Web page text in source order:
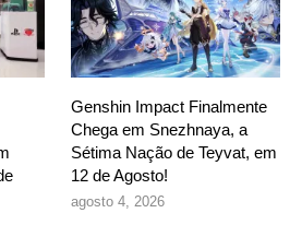
Genshin Impact Finalmente
Chega em Snezhnaya, a
Sétima Nação de Teyvat, em
12 de Agosto!
agosto 4, 2026